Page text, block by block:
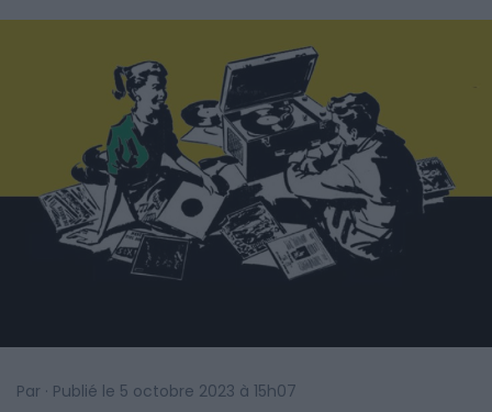
Par · Publié le 5 octobre 2023 à 15h07